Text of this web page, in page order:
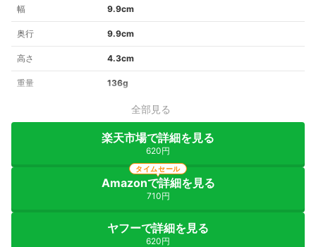
幅 9.9cm
奥行 9.9cm
高さ 4.3cm
重量 136g
全部見る
楽天市場で詳細を見る
620円
Amazonで詳細を見る
710円
タイムセール
ヤフーで詳細を見る
620円